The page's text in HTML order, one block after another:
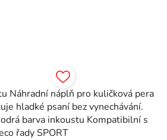
Náhradní náplň pro kuličková pera
hladké psaní bez vynechávání.
barva inkoustu Kompatibilní s
řady SPORT